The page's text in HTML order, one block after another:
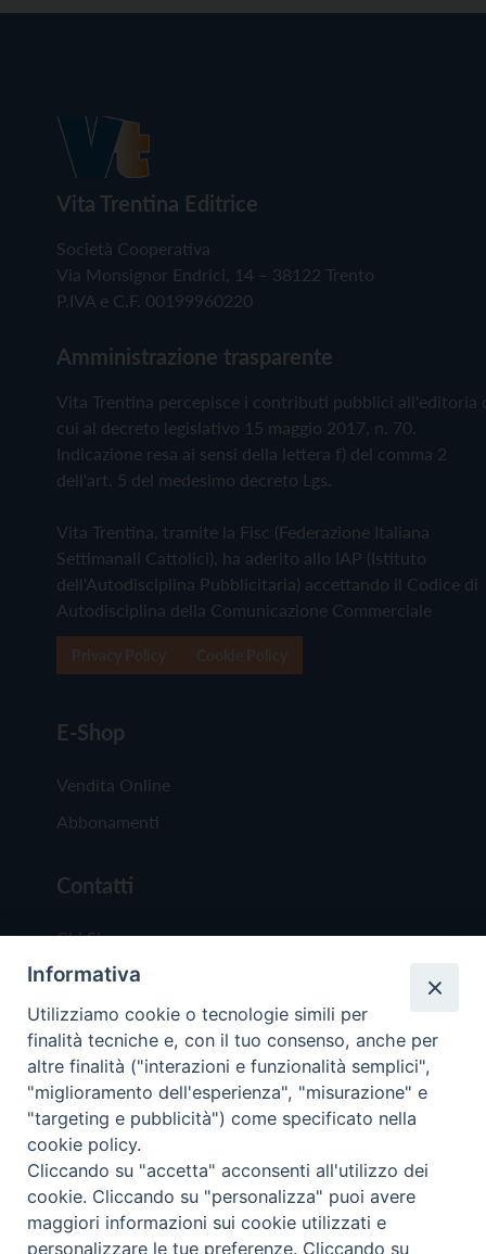
Vita Trentina Editrice
Società Cooperativa
Via Monsignor Endrici, 14 – 38122 Trento
P.IVA e C.F. 00199960220
Amministrazione trasparente
Vita Trentina percepisce i contributi pubblici all'editoria
cui al decreto legislativo 15 maggio 2017, n. 70.
Indicazione resa ai sensi della lettera f) del comma 2
dell'art. 5 del medesimo decreto Lgs.
Vita Trentina, tramite la Fisc (Federazione Italiana
Settimanali Cattolici), ha aderito allo IAP (Istituto
dell'Autodisciplina Pubblicitaria) accettando il Codice di
Autodisciplina della Comunicazione Commerciale
E-Shop
Vendita Online
Abbonamenti
Contatti
Chi Siamo
Redazione
Scrivici
Copyright © 2019 - Tutti i diritti riservati - Vita
Trentina Editrice
Privacy Policy
Informativa
Utilizziamo cookie o tecnologie simili per
finalità tecniche e, con il tuo consenso, anche per
altre finalità ("interazioni e funzionalità semplici",
"miglioramento dell'esperienza", "misurazione" e
"targeting e pubblicità") come specificato nella
cookie policy.
Cliccando su "accetta" acconsenti all'utilizzo dei
cookie. Cliccando su "personalizza" puoi avere
maggiori informazioni sui cookie utilizzati e
personalizzare le tue preferenze. Cliccando su